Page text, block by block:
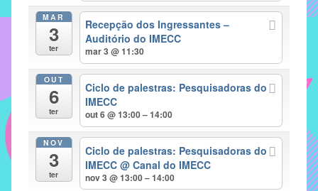
mecanismos
proporcionem
fortalecimento
sociais
profissionais
MAR
3
ter
Recepção dos Ingressantes –
Auditório do IMECC
mar 3 @ 11:30
OUT
6
ter
Ciclo de palestras: Pesquisadoras do
IMECC
out 6 @ 13:00 – 14:00
NOV
3
ter
Ciclo de palestras: Pesquisadoras do
IMECC@ Canal do IMECC
nov 3 @ 13:00 – 14:00